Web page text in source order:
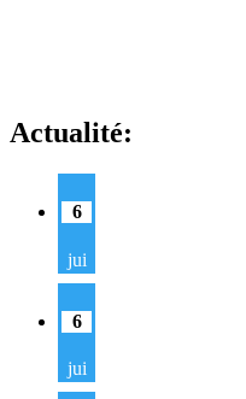
Actualité:
6
jui
6
jui